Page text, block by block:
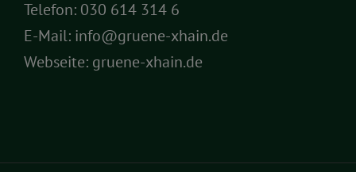
Telefon: 030 614 314 6
E-Mail: info@gruene-xhain.de
Webseite: gruene-xhain.de